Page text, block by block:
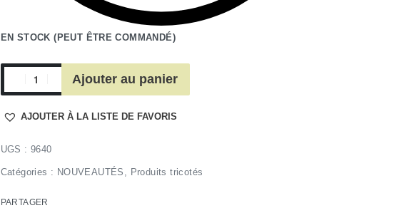
EN STOCK (PEUT ÊTRE COMMANDÉ)
Ajouter au panier
AJOUTER À LA LISTE DE FAVORIS
9640
Catégories : NOUVEAUTÉS Produits tricotés
PARTAGER